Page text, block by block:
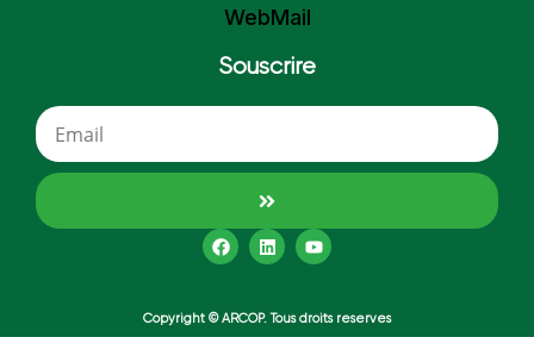
WebMail
Souscrire
Copyright © ARCOP. Tous droits reserves